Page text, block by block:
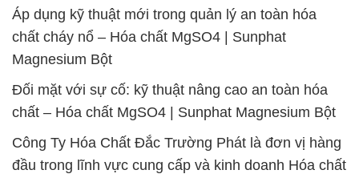
Áp dụng kỹ thuật mới trong quản lý an toàn hóa
chất cháy nổ – Hóa chất MgSO4 | Sunphat
Magnesium Bột
Đối mặt với sự cố: kỹ thuật nâng cao an toàn hóa
chất – Hóa chất MgSO4 | Sunphat Magnesium Bột
Công Ty Hóa Chất Đắc Trường Phát là đơn vị hàng
đầu trong lĩnh vực cung cấp và kinh doanh Hóa chất